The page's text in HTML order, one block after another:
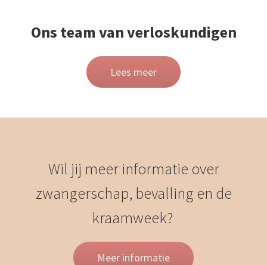
Ons team van verloskundigen
Lees meer
Wil jij meer informatie over
zwangerschap, bevalling en de
kraamweek?
Meer informatie